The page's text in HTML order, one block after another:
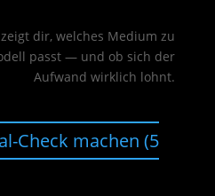
dir, welches Medium zu
passt — und ob sich der
Aufwand wirklich lohnt.
Check machen (5